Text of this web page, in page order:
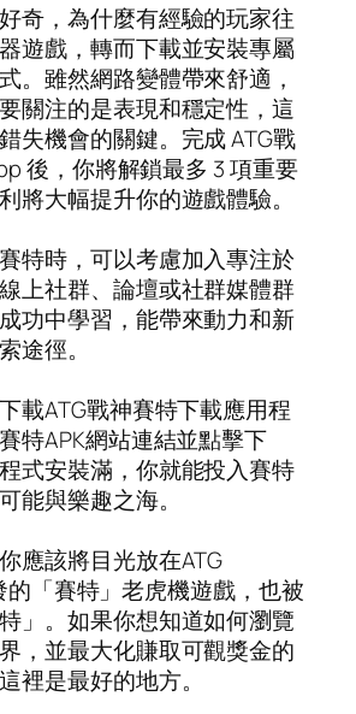
奇，為什麼有經驗的玩家往
遊戲，轉而下載並安裝專屬
。雖然網路變體帶來舒適，
關注的是表現和穩定性，這
失機會的關鍵。完成 ATG戰
後，你將解鎖最多 3 項重要
將大幅提升你的遊戲體驗。
特時，可以考慮加入專注於
上社群、論壇或社群媒體群
功中學習，能帶來動力和新
途徑。
載ATG戰神賽特下載應用程
特APK網站連結並點擊下
式安裝滿，你就能投入賽特
能與樂趣之海。
應該將目光放在ATG
的「賽特」老虎機遊戲，也被
」。如果你想知道如何瀏覽
，並最大化賺取可觀獎金的
裡是最好的地方。